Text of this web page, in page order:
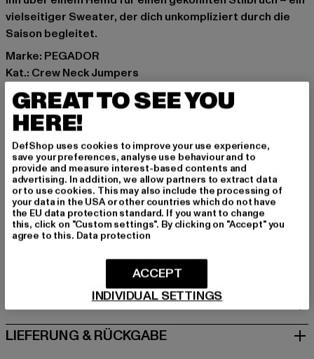
vielseitiger Sweater, der dich unkompliziert durch die
Saison begleitet.
Marke: PEGADOR
Kat.: Crew Neck Jumpers
Farbe: blau
Hersteller Farbe: indigo navy
Materialzusammensetzung: 75% Polyacryl, 22%
Polyester, 3% Elasthan
Art.Nr: PGDR-6270-23114
Hersteller: The Mad Agency GmbH |
info@themad.agency
Hollefeldstraße 16 | 48282 Emsdetten | DE
GRÖSSE & PASSFORM
PFLEGEHINWEISE
LIEFERUNG & RÜCKGABE
GREAT TO SEE YOU
HERE!
DefShop uses cookies to improve your use experience,
save your preferences, analyse use behaviour and to
provide and measure interest-based contents and
advertising. In addition, we allow partners to extract data
or to use cookies. This may also include the processing of
your data in the USA or other countries which do not have
the EU data protection standard. If you want to change
this, click on "Custom settings". By clicking on "Accept" you
agree to this. Data protection
INDIVIDUAL SETTINGS
ACCEPT